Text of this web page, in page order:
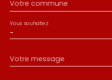
Votre commune
-
Vous souhaitez
Votre message